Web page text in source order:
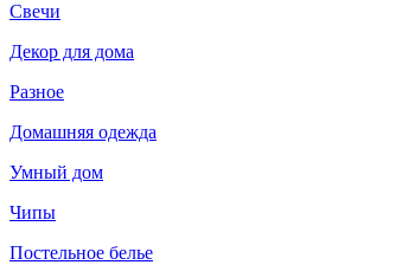
Свечи
Декор для дома
Разное
Домашняя одежда
Умный дом
Чипы
Постельное белье